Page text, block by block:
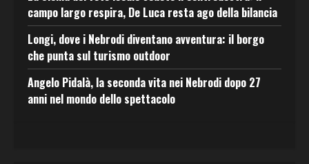
campo largo respira, De Luca resta ago della bilancia
Longi, dove i Nebrodi diventano avventura: il borgo
che punta sul turismo outdoor
Angelo Pidalà, la seconda vita nei Nebrodi dopo 27
anni nel mondo dello spettacolo